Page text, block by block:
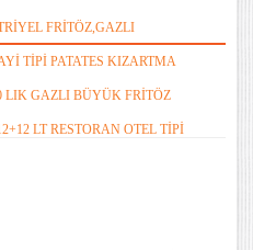
FRITÖZ,GAZLI
TIPI PATATES KIZARTMA
LIK GAZLI BÜYÜK FRITÖZ
LT RESTORAN OTEL TIPI